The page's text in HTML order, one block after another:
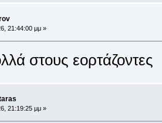
21:44:00 μμ »
στους εορτάζοντες
21:19:25 μμ »